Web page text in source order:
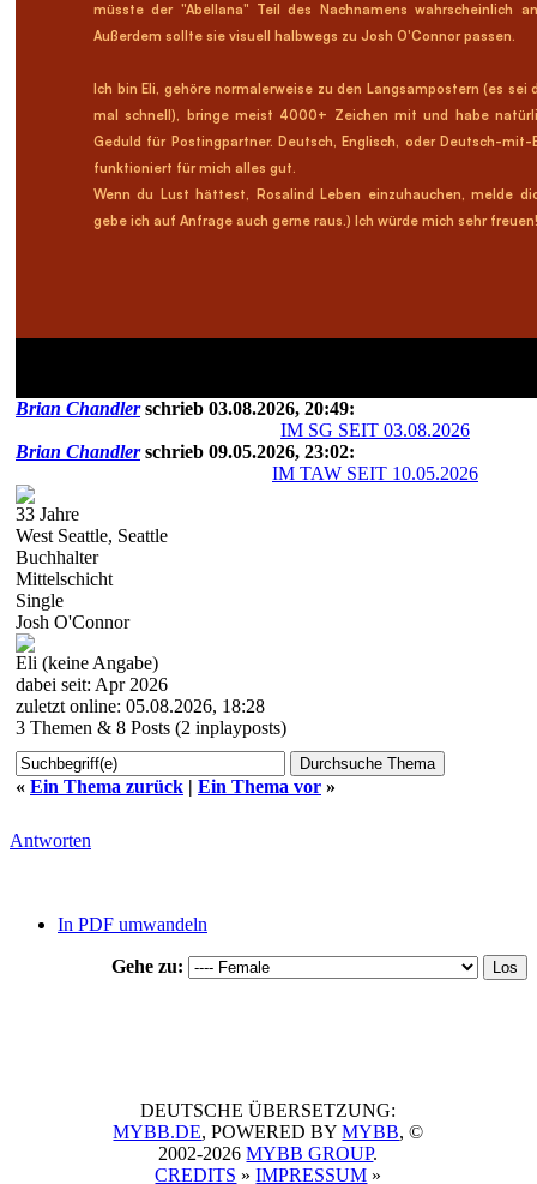
müsste der "Abellana" Teil des Nachnamens wahrscheinlich
Außerdem sollte sie visuell halbwegs zu Josh O'Connor passen.
Ich bin Eli, gehöre normalerweise zu den Langsampostern (es sei
mal schnell), bringe meist 4000+ Zeichen mit und habe
Geduld für Postingpartner. Deutsch, Englisch, oder Deutsch-mit-
funktioniert für mich alles gut.
Wenn du Lust hättest, Rosalind Leben einzuhauchen, melde
gebe ich auf Anfrage auch gerne raus.) Ich würde mich sehr freuen!
Brian Chandlerschrieb 03.08.2026, 20:49:
IM SG SEIT 03.08.2026
Brian Chandlerschrieb 09.05.2026, 23:02:
IM TAW SEIT 10.05.2026
33 Jahre
West Seattle, Seattle
Buchhalter
Mittelschicht
Single
Josh O'Connor
Eli (keine Angabe)
dabei seit: Apr 2026
zuletzt online: 05.08.2026, 18:28
3 Themen & 8 Posts (2 inplayposts)
« Ein Thema zurück | Ein Thema vor »
Antworten
In PDF umwandeln
Gehe zu:
DEUTSCHE ÜBERSETZUNG:
MYBB.DE, POWERED BYMYBB, ©
2002-2026MYBB GROUP.
CREDITS »IMPRESSUM »